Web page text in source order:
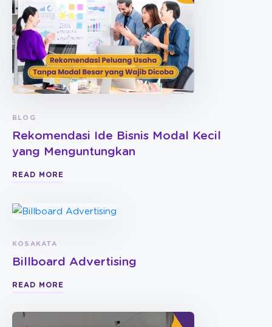
BLOG
Rekomendasi Ide Bisnis Modal Kecil
yang Menguntungkan
READ MORE
KOSAKATA
Billboard Advertising
READ MORE